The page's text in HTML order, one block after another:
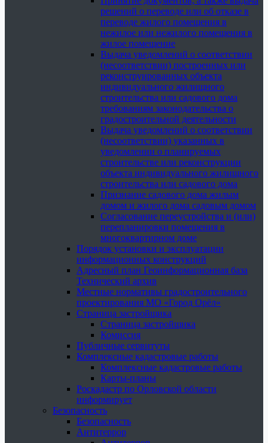
решений о переводе или об отказе в
переводе жилого помещения в
нежилое или нежилого помещения в
жилое помещение
Выдача уведомлений о соответствии
(несоответствии) построенных или
реконструированных объекта
индивидуального жилищного
строительства или садового дома
требованиям законодательства о
градостроительной деятельности
Выдача уведомлений о соответствии
(несоответствии) указанных в
уведомлении о планируемых
строительстве или реконструкции
объекта индивидуального жилищного
строительства или садового дома
Признание садового дома жилым
домом и жилого дома садовым домом
Согласование переустройства и (или)
перепланировки помещения в
многоквартирном доме
Порядок установки и эксплуатации
информационных конструкций
Адресный план Геоинформационная база
Технический архив
Местные нормативы градостроительного
проектирования МО «Город Орёл»
Страница застройщика
Страница застройщика
Комиссия
Публичные сервитуты
Комплексные кадастровые работы
Комплексные кадастровые работы
Карты-планы
Роскадастр по Орловской области
информирует
Безопасность
Безопасность
Антитеррор